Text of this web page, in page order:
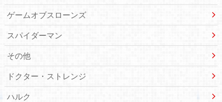
ゲームオブスローンズ
スパイダーマン
その他
ドクター・ストレンジ
ハルク